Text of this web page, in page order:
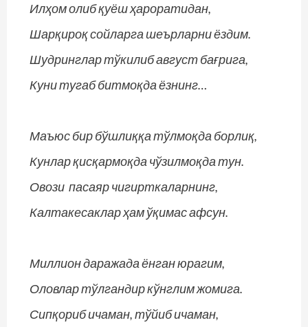
Илҳом олиб қуёш ҳароратидан,
Шарқироқ сойларга шеърларни ёздим.
Шудринглар тўкилиб август бағрига,
Куни тугаб битмоқда ёзнинг…
Маъюс бир бўшлиққа тўлмоқда борлиқ,
Кунлар қисқармоқда чўзилмоқда тун.
Овози пасаяр чигирткаларнинг,
Калтакесаклар ҳам ўқимас афсун.
Миллион даражада ёнган юрагим,
Оловлар тўлгандир кўнглим жомига.
Сипқориб ичаман, тўйиб ичаман,